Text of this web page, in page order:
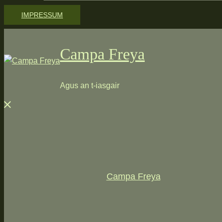
IMPRESSUM
Campa Freya
Agus an t-iasgair
Menü
Campa Freya